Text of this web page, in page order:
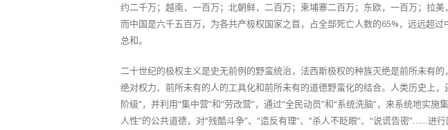
约二千万；越南，一百万；北朝鲜，二百万；柬埔寨二百万；东欧，一百万；拉
而中国是六千五百万，为各共产极权国家之首，占全部死亡人数的65%，远远超
总和。
二十世纪的极权主义是史无前例的野蛮统治，法西斯极权的种族灭绝是前所未有
绝对权力、前所未有的人的工具化和前所未有的道德野蛮化的结合。人类历史上
阶级”，并利用“集中营”和“劳改营”，通过“全民动员”和“系统洗脑”，来系统地实
人性”的公共道德，对“残酷斗争”、“造反有理”、“杀人不眨眼”、“说谎告密”……